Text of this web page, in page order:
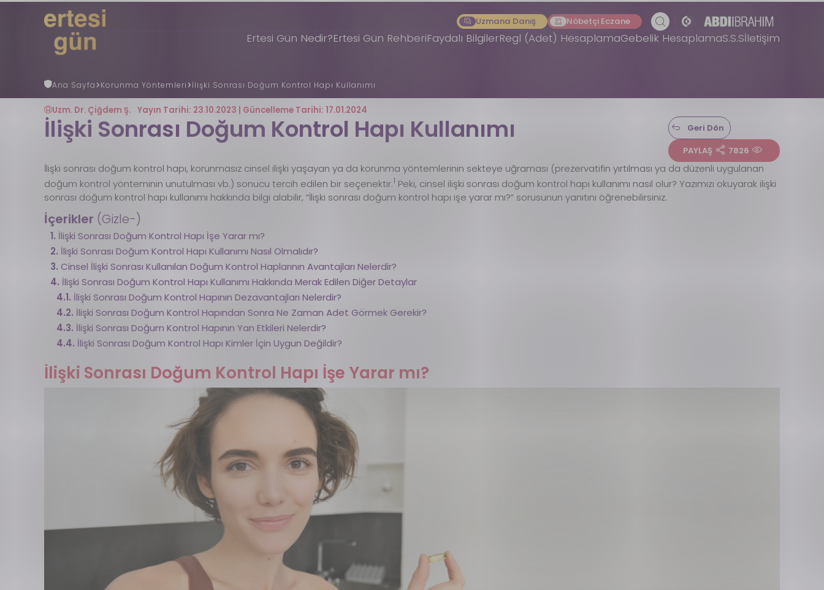
Uzmana Danış Nöbetçi Eczane
Ertesi Gün Nedir?Ertesi Gün RehberiFaydalı BilgilerRegl (Adet) HesaplamaGebelik HesaplamaS.S.Sİletişim
Ana Sayfa Korunma Yöntemleri İlişki Sonrası Doğum Kontrol Hapı Kullanımı
Uzmana Danış
Ertesi GünNedir?
Ertesi Gün Rehberi
Faydalı Bilgiler
Gebelik Hesaplama
Uzm. Dr. Çiğdem Ş. Yayın Tarihi: 23.10.2023 | Güncelleme Tarihi: 17.01.2024
İlişki Sonrası Doğum Kontrol Hapı Kullanımı
PAYLAŞ 7826
Geri Dön
İlişki sonrası doğum kontrol hapı, korunmasız cinsel ilişki yaşayan ya da korunma yöntemlerinin sekteye uğraması (prezervatifin yırtılması ya da düzenli uygulanan
doğum kontrol yönteminin unutulması vb.) sonucu tercih edilen bir seçenektir.1 Peki, cinsel ilişki sonrası doğum kontrol hapı kullanımı nasıl olur? Yazımızı okuyarak ilişki
sonrası doğum kontrol hapı kullanımı hakkında bilgi alabilir, “İlişki sonrası doğum kontrol hapı işe yarar mı?” sorusunun yanıtını öğrenebilirsiniz.
İçerikler (Gizle-)
İlişki Sonrası Doğum Kontrol Hapı İşe Yarar mı?
İlişki Sonrası Doğum Kontrol Hapı Kullanımı Nasıl Olmalıdır?
Cinsel İlişki Sonrası Kullanılan Doğum Kontrol Haplarının Avantajları Nelerdir?
İlişki Sonrası Doğum Kontrol Hapı Kullanımı Hakkında Merak Edilen Diğer Detaylar
İlişki Sonrası Doğum Kontrol Hapının Dezavantajları Nelerdir?
İlişki Sonrası Doğum Kontrol Hapından Sonra Ne Zaman Adet Görmek Gerekir?
İlişki Sonrası Doğum Kontrol Hapının Yan Etkileri Nelerdir?
İlişki Sonrası Doğum Kontrol Hapı Kimler İçin Uygun Değildir?
İlişki Sonrası Doğum Kontrol Hapı İşe Yarar mı?